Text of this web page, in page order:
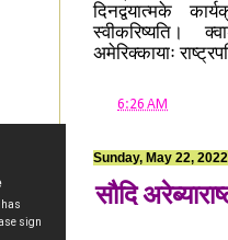
दिनद्वयात्मके
स्वीकरिष्यति।
अमेरिक्कायाः
6:26 AM
Sunday, May 22, 2022
सौदि